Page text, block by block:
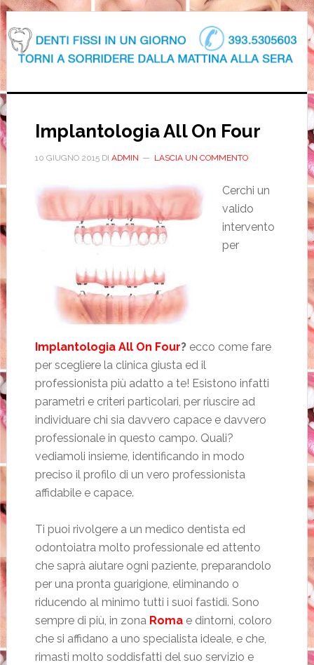
Implantologia All On Four
10 GIUGNO 2015DI ADMIN LASCIA UN COMMENTO
Cerchi un
valido
intervento
per
Implantologia All On Four? ecco come fare
per scegliere la clinica giusta ed il
professionista più adatto a te! Esistono infatti
parametri e criteri particolari, per riuscire ad
individuare chi sia davvero capace e davvero
professionale in questo campo. Quali?
vediamoli insieme, identificando in modo
preciso il profilo di un vero professionista
affidabile e capace.
Ti puoi rivolgere a un medico dentista ed
odontoiatra molto professionale ed attento
che saprà aiutare ogni paziente, preparandolo
per una pronta guarigione, eliminando o
riducendo al minimo tutti i suoi fastidi. Sono
sempre di più, in zona Romae dintorni, coloro
che si affidano a uno specialista ideale, e che,
rimasti molto soddisfatti del suo servizio e